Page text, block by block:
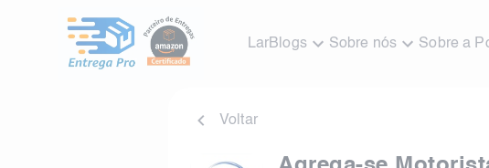
LarBlogs Sobre nós Sobre a
Voltar